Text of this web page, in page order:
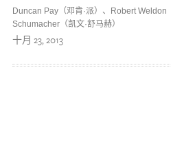
Duncan Pay（邓肯·派）、Robert Weldon
Schumacher（凯文·舒马赫）
十月 23, 2013